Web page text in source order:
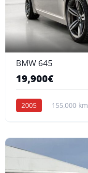
BMW 645
19,900€
2005 155,000 km